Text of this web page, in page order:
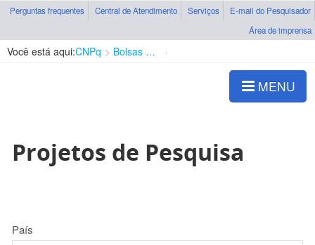
Perguntas frequentes Central de Atendimento Serviços
E-mail do Pesquisador
Área de imprensa
Você está aqui:CNPq Bolsas e Auxílios Vigentes
MENU
Projetos de Pesquisa
País